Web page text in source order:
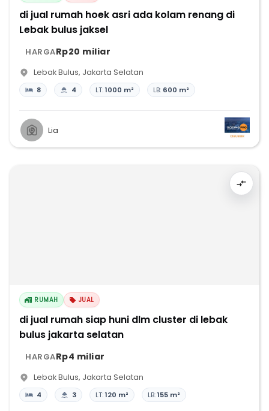
di jual rumah hoek asri ada kolam renang di
Lebak bulus jaksel
HARGARp20 miliar
Lebak Bulus, Jakarta Selatan
8 4 LT:1000 m² LB: 600 m²
Lia
RUMAH JUAL
di jual rumah siap huni dlm cluster di lebak
bulus jakarta selatan
HARGARp4 miliar
Lebak Bulus, Jakarta Selatan
4 3 LT:120 m² LB:155 m²